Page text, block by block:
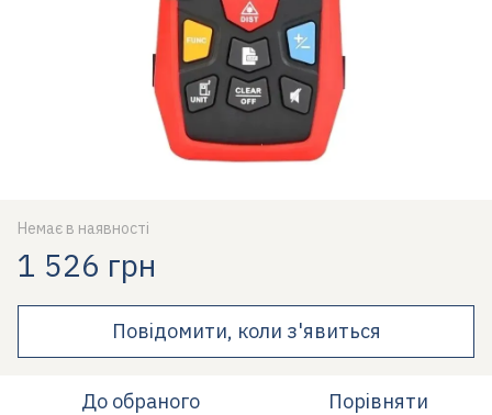
Немає в наявності
1 526 грн
Повідомити, коли з'явиться
До обраного Порівняти